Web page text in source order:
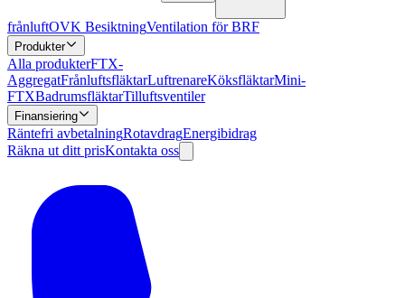
frånluftOVK BesiktningVentilation för BRF
Produkter
Alla produkterFTX-
AggregatFrånluftsfläktarLuftrenareKöksfläktarMini-
FTXBadrumsfläktarTilluftsventiler
Finansiering
Räntefri avbetalningRotavdragEnergibidrag
Räkna ut ditt prisKontakta oss